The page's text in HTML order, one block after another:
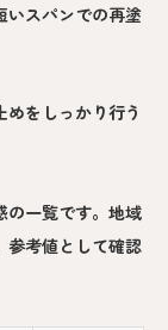
いスパンでの再塗
をしっかり行う
の一覧です。地域
参考値として確認